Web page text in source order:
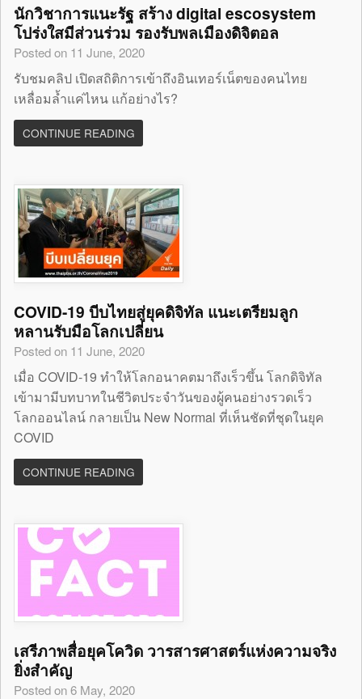
นักวิชาการแนะรัฐ สร้าง digital escosystem
โปร่งใสมีส่วนร่วม รองรับพลเมืองดิจิตอล
Posted on 11 June, 2020
รับชมคลิป เปิดสถิติการเข้าถึงอินเทอร์เน็ตของคนไทย
เหลื่อมล้ำแค่ไหน แก้อย่างไร?
CONTINUE READING
COVID-19 บีบไทยสู่ยุคดิจิทัล แนะเตรียมลูก
หลานรับมือโลกเปลี่ยน
Posted on 11 June, 2020
เมื่อ COVID-19 ทำให้โลกอนาคตมาถึงเร็วขึ้น โลกดิจิทัล
เข้ามามีบทบาทในชีวิตประจำวันของผู้คนอย่างรวดเร็ว
โลกออนไลน์ กลายเป็น New Normal ที่เห็นชัดที่ชุดในยุค
COVID
CONTINUE READING
เสรีภาพสื่อยุคโควิด วารสารศาสตร์แห่งความจริง
ยิ่งสำคัญ
Posted on 6 May, 2020